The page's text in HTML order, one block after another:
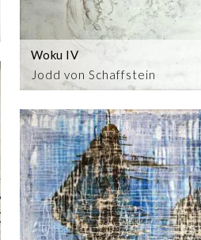
Jodd von Schaffstein
Woku IV